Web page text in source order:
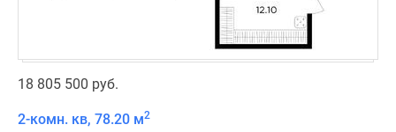
18 805 500 руб.
2-комн. кв, 78.20 м2